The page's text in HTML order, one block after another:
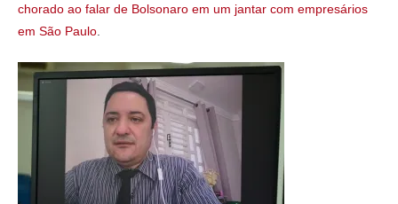
chorado ao falar de Bolsonaro em um jantar com empresários
em São Paulo